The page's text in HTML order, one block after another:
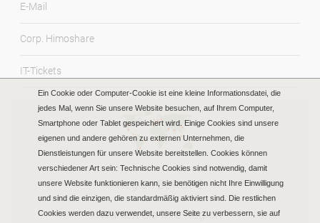
E-Mail
Corp. Himoshare
IT-Tickets
Region EUROPE
Wählen Sie Ihre Region
Ein Cookie oder Computer-Cookie ist eine kleine Informationsdatei, die
jedes Mal, wenn Sie unsere Website besuchen, auf Ihrem Computer,
Smartphone oder Tablet gespeichert wird. Einige Cookies sind unsere
eigenen und andere gehören zu externen Unternehmen, die
Dienstleistungen für unsere Website bereitstellen. Cookies können
verschiedener Art sein: Technische Cookies sind notwendig, damit
unsere Website funktionieren kann, sie benötigen nicht Ihre Einwilligung
und sind die einzigen, die standardmäßig aktiviert sind. Die restlichen
Cookies werden dazu verwendet, unsere Seite zu verbessern, sie auf